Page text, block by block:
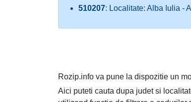
510207: Localitate: Alba Iulia -
Rozip.info va pune la dispozitie un
Aici puteti cauta dupa judet si